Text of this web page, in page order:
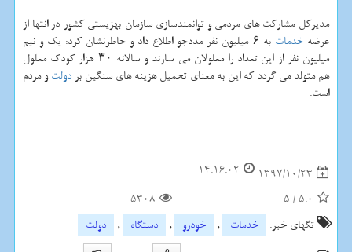
مدیركل مشاركت های مردمی و توانمندسازی سازمان بهزیستی كشور در انتها از
عرضه خدمات
به ۶ میلیون نفر مددجو اطلاع داد و خاطرنشان كرد: یك و نیم
میلیون نفر از این تعداد را معلولان می سازند و سالانه ۳۰ هزار كودك معلول
هم متولد می گردد كه این به معنای تحمیل هزینه های سنگین بر دولتو مردم
است.
1397/10/23
14:16:02
5.0
/
5
5308
تگهای خبر:
خدمات , خودرو , دستگاه ,
دولت